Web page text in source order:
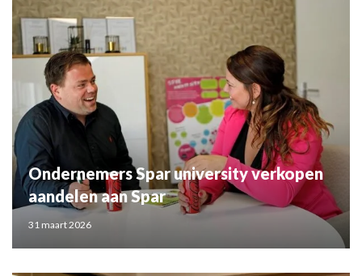
Ondernemers Spar university verkopen
aandelen aan Spar
31 maart 2026